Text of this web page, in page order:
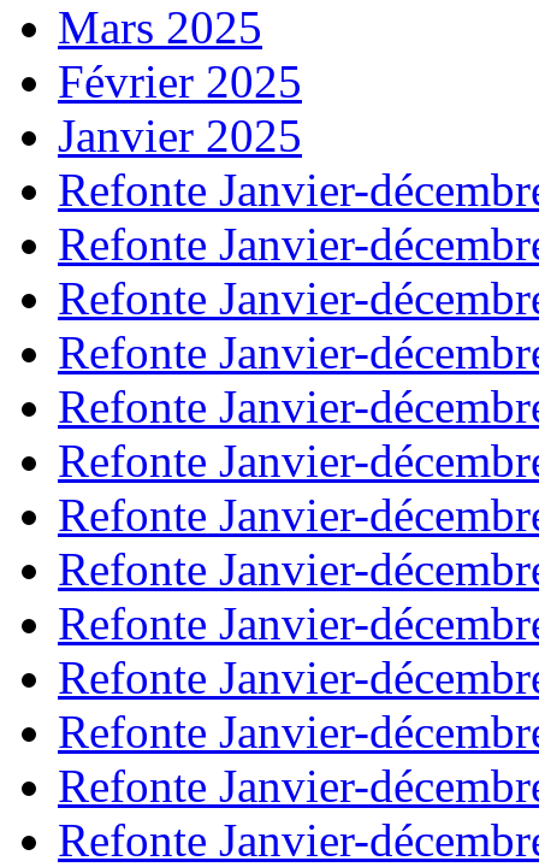
Mars 2025
Février 2025
Janvier 2025
Refonte Janvier-
Refonte Janvier-
Refonte Janvier-
Refonte Janvier-
Refonte Janvier-
Refonte Janvier-
Refonte Janvier-
Refonte Janvier-
Refonte Janvier-
Refonte Janvier-
Refonte Janvier-
Refonte Janvier-
Refonte Janvier-